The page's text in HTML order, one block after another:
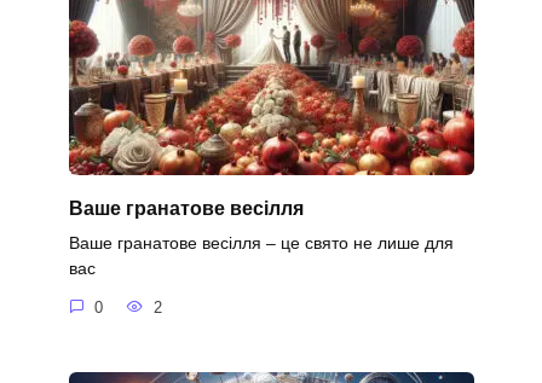
Ваше гранатове весілля
Ваше гранатове весілля – це свято не лише для
вас
0 2